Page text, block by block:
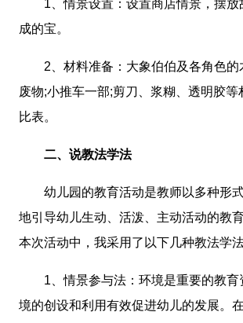
1、情景设置：设置商店情景，摆放
成的宝。
2、材料准备：大象伯伯及各角色的
废物;小推车一部;剪刀、浆糊、透明胶等
比表。
二、说教法学法
幼儿园的教育活动是教师以多种形式
地引导幼儿生动、活泼、主动活动的教
本次活动中，我采用了以下几种教法学法
1、情景参与法：环境是重要的教育
境的创设和利用有效促进幼儿的发展。